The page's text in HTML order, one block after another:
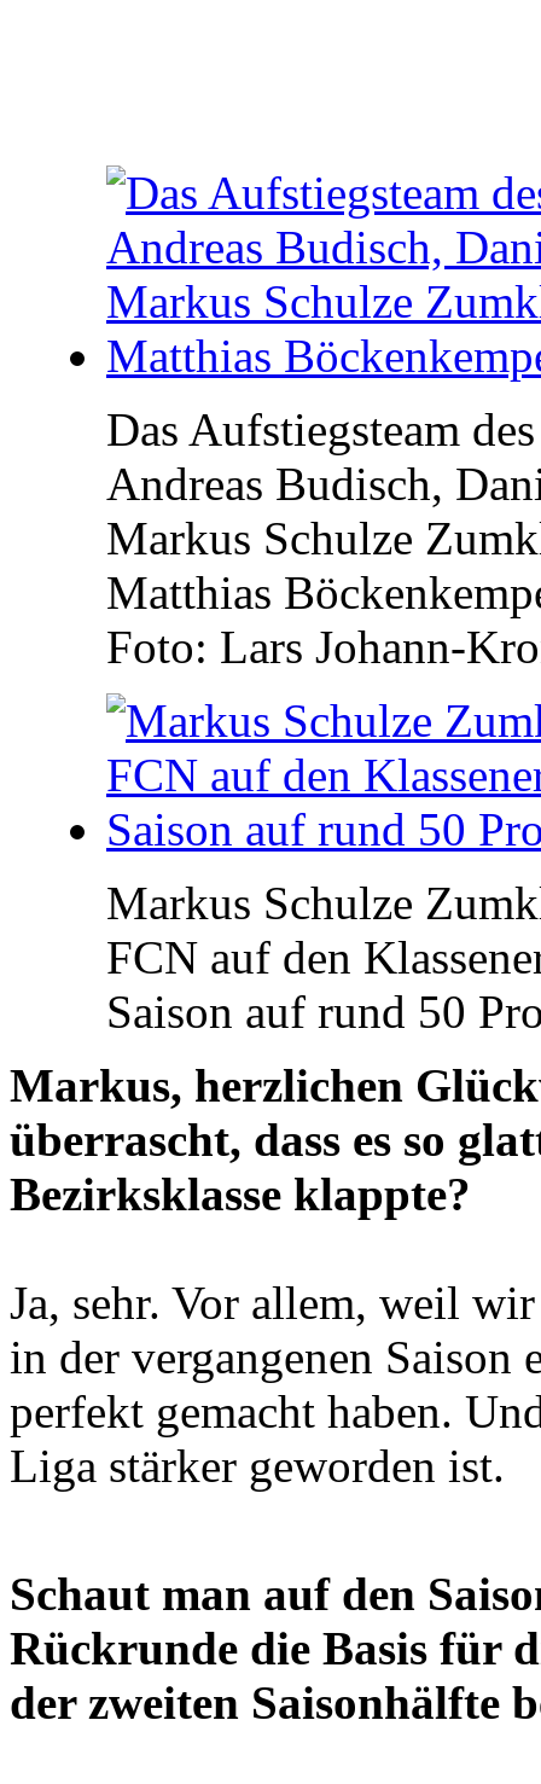
Das Aufstiegsteam
Andreas Budisch,
Markus Schulze
Matthias
Foto: Lars Johann-
Markus Schulze
FCN auf den
Saison auf rund 50
Markus, herzlichen
überrascht, dass es so
Bezirksklasse klappte?
Ja, sehr. Vor allem, weil
in der vergangenen Saison
perfekt gemacht haben.
Liga stärker geworden ist.
Schaut man auf den
Rückrunde die Basis für
der zweiten Saisonhälfte